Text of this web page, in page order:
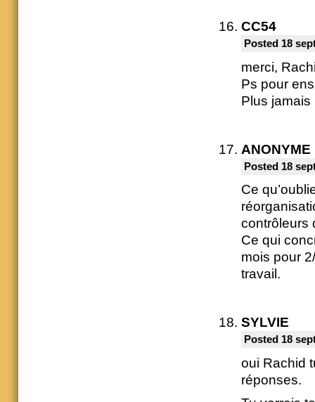
CC54
Posted 18
merci,
Ps pour
Plus jamais
ANONYME
Posted 18
Ce
contrôleurs
Ce qui
mois pour
travail.
SYLVIE
Posted 18
oui Rachid
réponses.